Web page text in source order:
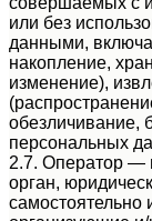
или без
данными,
накопление,
изменение),
обезличивание,
персональных
2.7. Оператор —
орган,
самостоятельно